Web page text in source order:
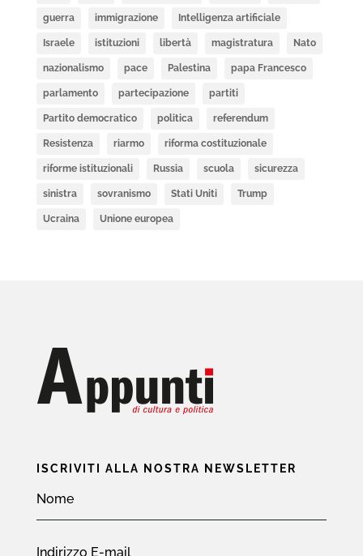
guerra immigrazione Intelligenza artificiale
Israele istituzioni libertà magistratura Nato
nazionalismo pace Palestina papa Francesco
parlamento partecipazione partiti
Partito democratico politica referendum
Resistenza riarmo riforma costituzionale
riforme istituzionali Russia scuola sicurezza
sinistra sovranismo Stati Uniti Trump
Ucraina Unione europea
ISCRIVITI ALLA NOSTRA NEWSLETTER